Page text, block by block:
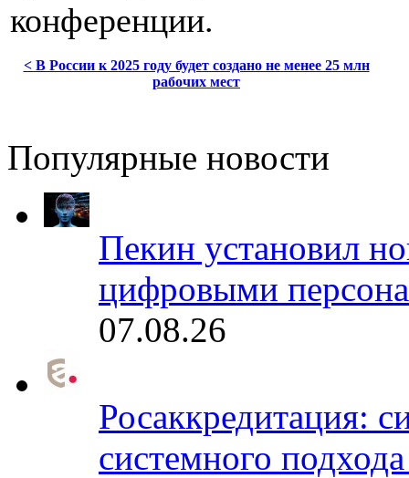
конференции.
< В России к 2025 году будет создано не менее 25 млн
рабочих мест
Популярные новости
Пекин установил
цифровыми
07.08.26
Росаккредитация:
системного